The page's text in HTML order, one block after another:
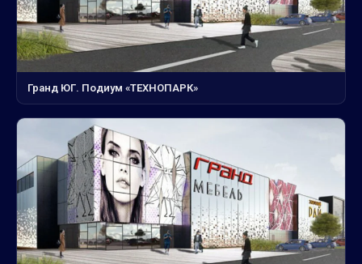
Гранд ЮГ. Подиум «ТЕХНОПАРК»